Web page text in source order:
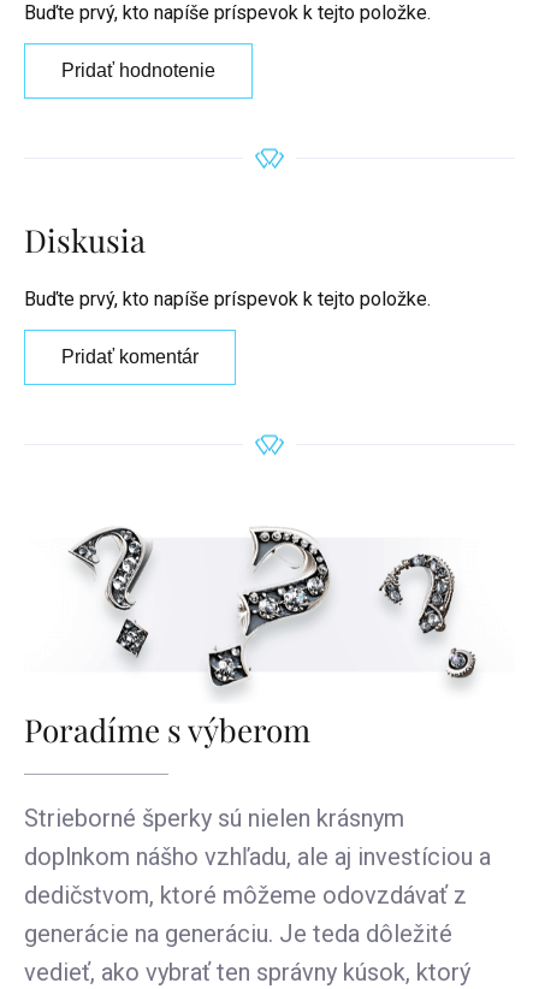
Buďte prvý, kto napíše príspevok k tejto položke.
Pridať hodnotenie
Diskusia
Buďte prvý, kto napíše príspevok k tejto položke.
Pridať komentár
Poradíme s výberom
Strieborné šperky sú nielen krásnym
doplnkom nášho vzhľadu, ale aj investíciou a
dedičstvom, ktoré môžeme odovzdávať z
generácie na generáciu. Je teda dôležité
vedieť, ako vybrať ten správny kúsok, ktorý